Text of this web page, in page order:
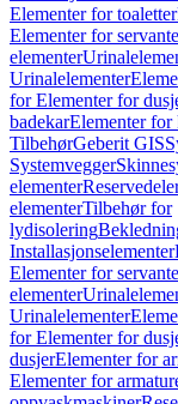
Elementer for toaletter
Elementer for
elementer
Urinalelementer
for Elementer for
badekarElementer for
TilbehørGeberit GIS
Systemvegger
elementer
elementerTilbehør for
lydisolering
Installasjonselementer
Elementer for
elementer
Urinalelementer
for Elementer for
dusjerElementer for
Elementer for